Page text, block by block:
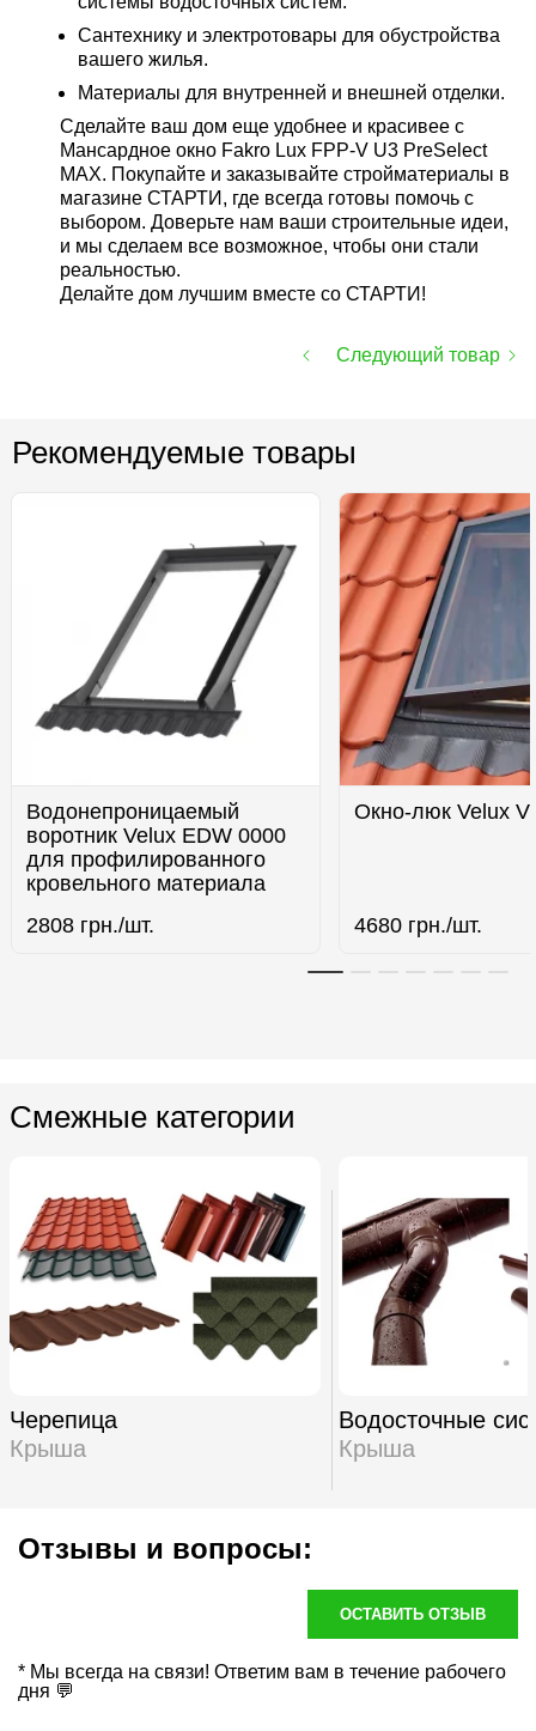
Сантехнику и электротовары для обустройства
вашего жилья.
Материалы для внутренней и внешней отделки.
Сделайте ваш дом еще удобнее и красивее с
Мансардное окно Fakro Lux FPP-V U3 PreSelect
MAX. Покупайте и заказывайте стройматериалы в
магазине СТАРТИ, где всегда готовы помочь с
выбором. Доверьте нам ваши строительные идеи,
и мы сделаем все возможное, чтобы они стали
реальностью.
Делайте дом лучшим вместе со СТАРТИ!
Следующий товар
Рекомендуемые товары
Водонепроницаемый
воротник Velux EDW 0000
для профилированного
кровельного материала
2808 грн./шт.
Окно-люк Velux
4680 грн./шт.
Смежные категории
Черепица
Крыша
Водосточные
Крыша
Отзывы и вопросы:
ОСТАВИТЬ ОТЗЫВ
* Мы всегда на связи! Ответим вам в течение рабочего
дня 💬